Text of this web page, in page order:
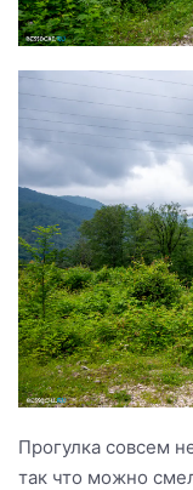
Прогулка совсем
так что можно